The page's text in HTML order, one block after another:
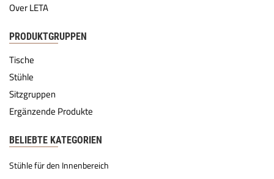
Over LETA
PRODUKTGRUPPEN
Tische
Stühle
Sitzgruppen
Ergänzende Produkte
BELIEBTE KATEGORIEN
Stühle für den Innenbereich